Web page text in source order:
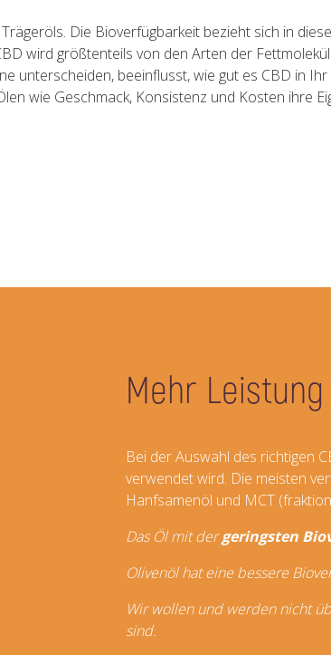
Die Bioverfügbarkeit bezieht sich in
wird größtenteils von den Arten der
unterscheiden, beeinflusst, wie gut es CBD in
wie Geschmack, Konsistenz und Kosten ihre
Mehr
Bei der Auswahl des richtigen
verwendet wird. Die meisten
Hanfsamenöl und MCT
Das Öl mit dergeringsten
Olivenöl hat eine bessere
Wir wollen und werden nicht
sind.